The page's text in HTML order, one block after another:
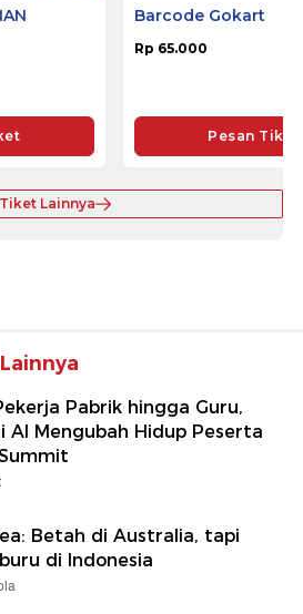
Barcode Gokart
Rp 65.000
Pesan Tiket
Tiket Lainnya
Pabrik hingga Guru,
AI Mengubah Hidup Peserta
Betah di Australia, tapi
di Indonesia